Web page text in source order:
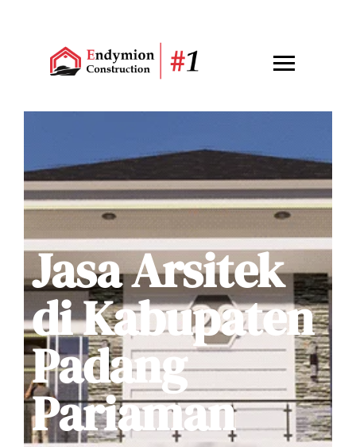
Jasa Arsitek
di Kabupaten
Padang
Pariaman